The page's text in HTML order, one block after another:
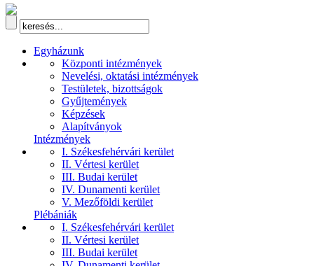
Egyházunk
Központi intézmények
Nevelési, oktatási intézmények
Testületek, bizottságok
Gyűjtemények
Képzések
Alapítványok
Intézmények
I. Székesfehérvári kerület
II. Vértesi kerület
III. Budai kerület
IV. Dunamenti kerület
V. Mezőföldi kerület
Plébániák
I. Székesfehérvári kerület
II. Vértesi kerület
III. Budai kerület